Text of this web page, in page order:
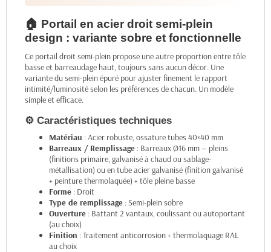
🏠 Portail en acier droit semi-plein
design : variante sobre et fonctionnelle
Ce portail droit semi-plein propose une autre proportion entre tôle
basse et barreaudage haut, toujours sans aucun décor. Une
variante du semi-plein épuré pour ajuster finement le rapport
intimité/luminosité selon les préférences de chacun. Un modèle
simple et efficace.
⚙️ Caractéristiques techniques
Matériau : Acier robuste, ossature tubes 40×40 mm
Barreaux / Remplissage : Barreaux Ø16 mm — pleins
(finitions primaire, galvanisé à chaud ou sablage-
métallisation) ou en tube acier galvanisé (finition galvanisé
+ peinture thermolaquée) + tôle pleine basse
Forme : Droit
Type de remplissage : Semi-plein sobre
Ouverture : Battant 2 vantaux, coulissant ou autoportant
(au choix)
Finition : Traitement anticorrosion + thermolaquage RAL
au choix